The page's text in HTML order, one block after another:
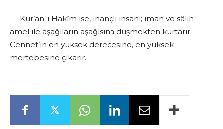
Kur’an-ı Hakîm ise, inançlı insanı; iman ve sâlih
amel ile aşağıların aşağısına düşmekten kurtarır.
Cennet’in en yüksek derecesine, en yüksek
mertebesine çıkarır.